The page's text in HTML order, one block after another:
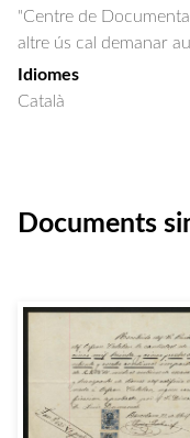
"Centre de
altre ús cal demanar
Idiomes
Català
Documents